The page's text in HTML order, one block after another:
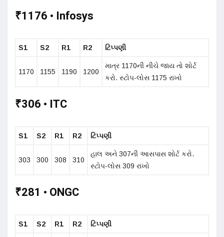
₹1176 • Infosys
S1 S2 R1 R2 ટિપ્પણી
1170 1155 1190 1200
માત્ર 1170ની નીચે જાય તો શોર્ટ
કરો. સ્ટોપ-લોસ 1175 રાખો
₹306 • ITC
S1 S2 R1 R2 ટિપ્પણી
303 300 308 310
હાલ અને 307ની આસપાસ શોર્ટ કરો.
સ્ટોપ-લોસ 309 રાખો
₹281 • ONGC
S1 S2 R1 R2 ટિપ્પણી